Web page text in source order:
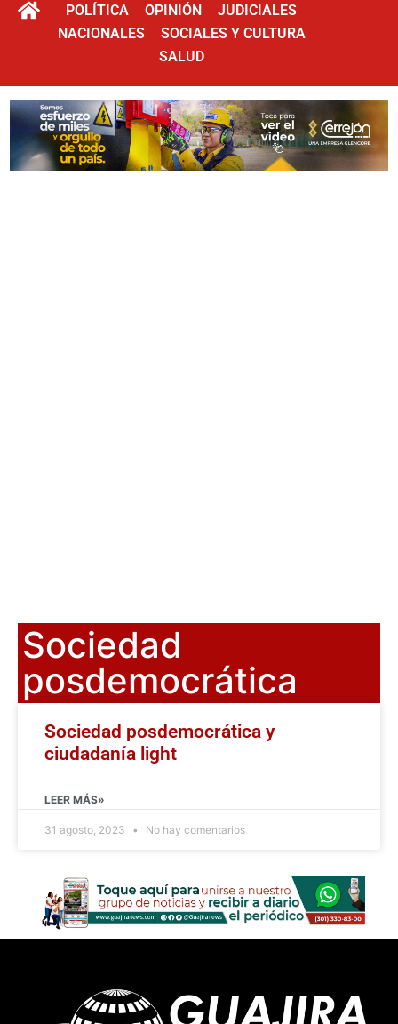
POLÍTICA OPINIÓN
JUDICIALES
NACIONALES
SOCIALES Y CULTURA
SALUD
Sociedad
posdemocrática
Sociedad posdemocrática y
ciudadanía light
LEER MÁS»
31 agosto, 2023 No hay comentarios